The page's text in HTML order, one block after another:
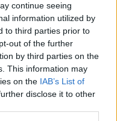
continue seeing
information utilized by
to third parties prior to
out of the further
by third parties on the
This information may
on the IAB’s List of
disclose it to other
an den
Themen